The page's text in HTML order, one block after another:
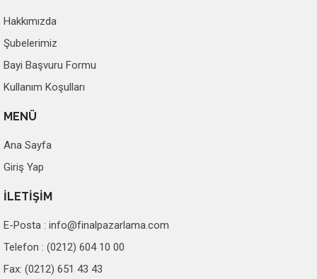
Hakkımızda
Şubelerimiz
Bayi Başvuru Formu
Kullanım Koşulları
MENÜ
Ana Sayfa
Giriş Yap
İLETİŞİM
E-Posta : info@finalpazarlama.com
Telefon : (0212) 604 10 00
Fax: (0212) 651 43 43